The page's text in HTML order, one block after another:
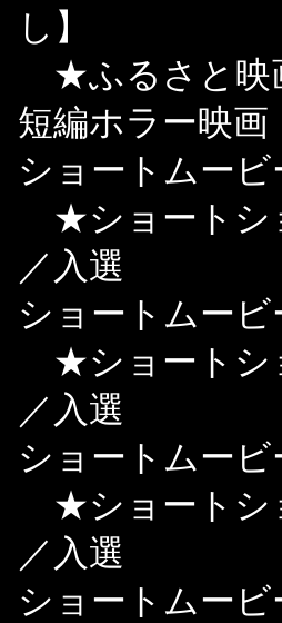
し】
★ふるさと映
短編ホラー映画
ショートムー
★ショートシ
／入選
ショートムー
★ショートシ
／入選
ショートムー
★ショートシ
／入選
ショートムー